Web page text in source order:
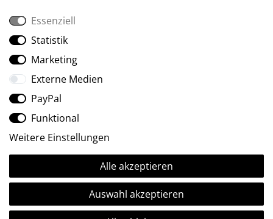
Social Media
Ⓒ2009-2026 ARTland GmbH • Alle Rechte vorbehalten.
Essenziell
Statistik
Marketing
Externe Medien
PayPal
Funktional
Weitere Einstellungen
Alle akzeptieren
Auswahl akzeptieren